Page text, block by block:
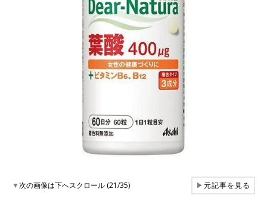
▼次の画像は下へスクロール (21/35) ▶元記事を見る